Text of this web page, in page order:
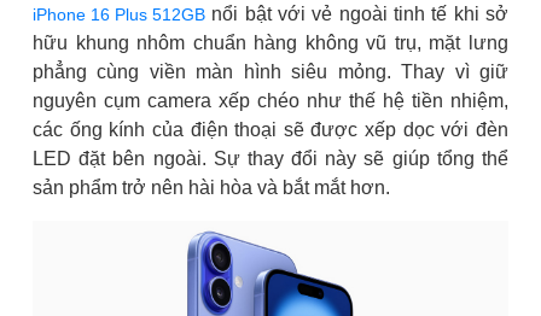
iPhone 16 Plus 512GB nổi bật với vẻ ngoài tinh tế khi sở
hữu khung nhôm chuẩn hàng không vũ trụ, mặt lưng
phẳng cùng viền màn hình siêu mỏng. Thay vì giữ
nguyên cụm camera xếp chéo như thế hệ tiền nhiệm,
các ống kính của điện thoại sẽ được xếp dọc với đèn
LED đặt bên ngoài. Sự thay đổi này sẽ giúp tổng thể
sản phẩm trở nên hài hòa và bắt mắt hơn.